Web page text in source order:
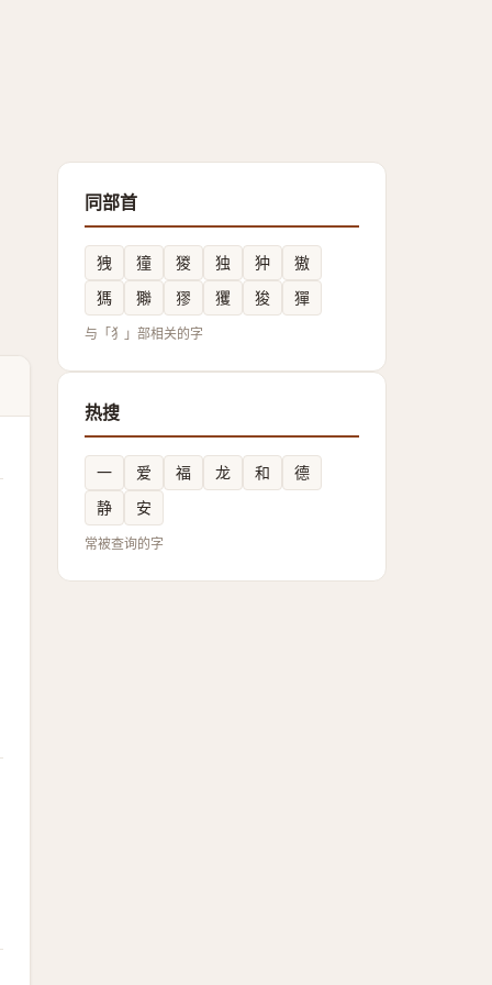
同部首
㹭 獞 猣 独 狆
獓
獁
㺦 㺒 玃 狻 㺗
与「犭」部相关的字
热搜
一 爱 福 龙 和
德
静
安
常被查询的字